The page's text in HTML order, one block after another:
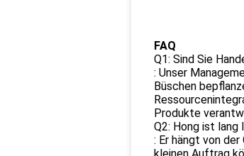
FAQ
Q1: Sind Sie
: Unser
Büschen
Produkte
Q2: Hong ist
: Er hängt von